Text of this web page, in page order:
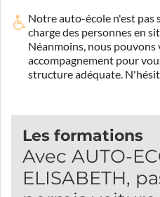
Notre auto-école n'est pas
charge des personnes en
Néanmoins, nous pouvons
accompagnement pour
structure adéquate.
Les formations
Avec AUTO-
ELISABETH,